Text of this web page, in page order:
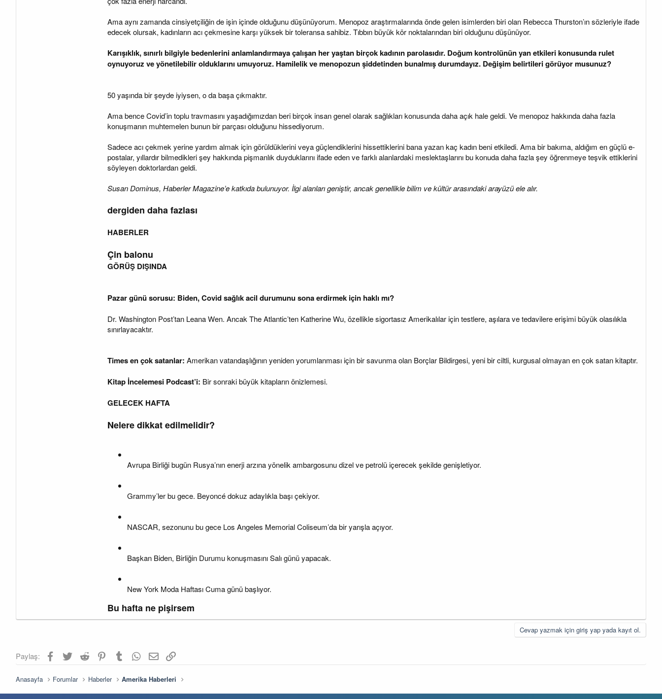
Ama aynı zamanda cinsiyetçiliğin de işin içinde olduğunu düşünüyorum. Menopoz araştırmalarında önde gelen isimlerden biri olan Rebecca Thurston’ın sözleriyle ifade
edecek olursak, kadınların acı çekmesine karşı yüksek bir toleransa sahibiz. Tıbbın büyük kör noktalarından biri olduğunu düşünüyor.
Karışıklık, sınırlı bilgiyle bedenlerini anlamlandırmaya çalışan her yaştan birçok kadının parolasıdır. Doğum kontrolünün yan etkileri konusunda rulet
oynuyoruz ve yönetilebilir olduklarını umuyoruz. Hamilelik ve menopozun şiddetinden bunalmış durumdayız. Değişim belirtileri görüyor musunuz?
50 yaşında bir şeyde iyiysen, o da başa çıkmaktır.
Ama bence Covid’in toplu travmasını yaşadığımızdan beri birçok insan genel olarak sağlıkları konusunda daha açık hale geldi. Ve menopoz hakkında daha fazla
konuşmanın muhtemelen bunun bir parçası olduğunu hissediyorum.
Sadece acı çekmek yerine yardım almak için görüldüklerini veya güçlendiklerini hissettiklerini bana yazan kaç kadın beni etkiledi. Ama bir bakıma, aldığım en güçlü e-
postalar, yıllardır bilmedikleri şey hakkında pişmanlık duyduklarını ifade eden ve farklı alanlardaki meslektaşlarını bu konuda daha fazla şey öğrenmeye teşvik ettiklerini
söyleyen doktorlardan geldi.
Susan Dominus, Haberler Magazine’e katkıda bulunuyor. İlgi alanları geniştir, ancak genellikle bilim ve kültür arasındaki arayüzü ele alır.
dergiden daha fazlası
HABERLER
Çin balonu
GÖRÜŞ DIŞINDA
Pazar günü sorusu: Biden, Covid sağlık acil durumunu sona erdirmek için haklı mı?
Dr. Washington Post’tan Leana Wen. Ancak The Atlantic’ten Katherine Wu, özellikle sigortasız Amerikalılar için testlere, aşılara ve tedavilere erişimi büyük olasılıkla
sınırlayacaktır.
Times en çok satanlar: Amerikan vatandaşlığının yeniden yorumlanması için bir savunma olan Borçlar Bildirgesi, yeni bir ciltli, kurgusal olmayan en çok satan kitaptır.
Kitap İncelemesi Podcast’i: Bir sonraki büyük kitapların önizlemesi.
GELECEK HAFTA
Nelere dikkat edilmelidir?
Avrupa Birliği bugün Rusya’nın enerji arzına yönelik ambargosunu dizel ve petrolü içerecek şekilde genişletiyor.
Grammy’ler bu gece. Beyoncé dokuz adaylıkla başı çekiyor.
NASCAR, sezonunu bu gece Los Angeles Memorial Coliseum’da bir yarışla açıyor.
Başkan Biden, Birliğin Durumu konuşmasını Salı günü yapacak.
New York Moda Haftası Cuma günü başlıyor.
Bu hafta ne pişirsem
Cevap yazmak için giriş yap yada kayıt ol.
Paylaş: Facebook
TwitterReddit PinterestTumblrWhatsApp
E-postaLink
Anasayfa Forumlar Haberler Amerika Haberleri